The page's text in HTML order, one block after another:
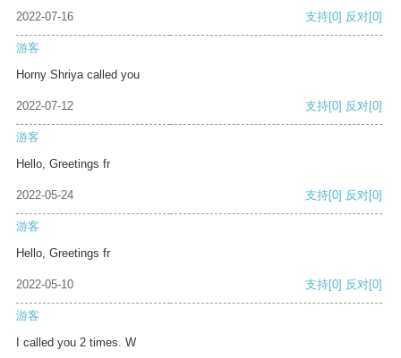
2022-07-16 支持[0] 反对[0]
游客
Horny Shriya called you
2022-07-12 支持[0] 反对[0]
游客
Hello, Greetings fr
2022-05-24 支持[0] 反对[0]
游客
Hello, Greetings fr
2022-05-10 支持[0] 反对[0]
游客
I called you 2 times. W